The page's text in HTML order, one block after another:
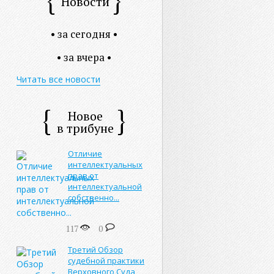
• за сегодня •
• за вчера •
Читать все новости
Новое
в трибуне
Отличие
интеллектуальных
прав от
интеллектуальной
собственно...
117 0
Третий Обзор
судебной практики
Верховного Суда